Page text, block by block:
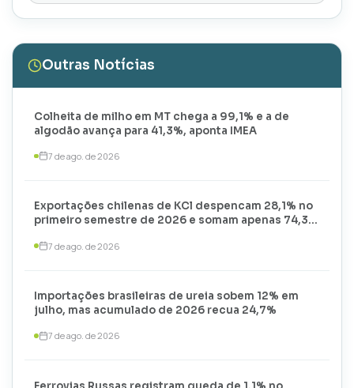
Outras Notícias
Colheita de milho em MT chega a 99,1% e a de
algodão avança para 41,3%, aponta IMEA
7 de ago. de 2026
Exportações chilenas de KCl despencam 28,1% no
primeiro semestre de 2026 e somam apenas 74,3
7 de ago. de 2026
Importações brasileiras de ureia sobem 12% em
julho, mas acumulado de 2026 recua 24,7%
7 de ago. de 2026